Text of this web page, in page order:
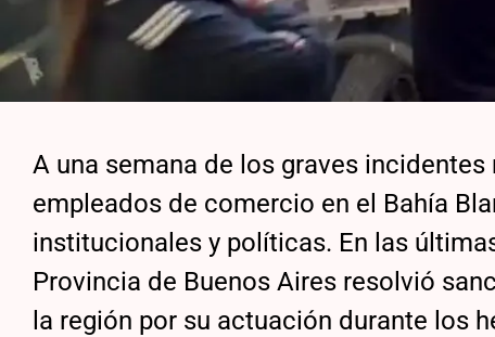
A una semana de los graves
empleados de comercio en el Bahía
institucionales y políticas. En las
Provincia de Buenos Aires resolvió
la región por su actuación durante los